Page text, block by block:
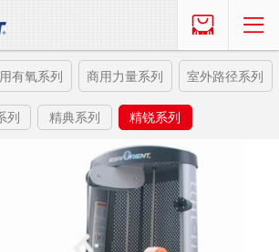
有氧系列 商用力量系列 室外路径系列
列 精典系列 精锐系列